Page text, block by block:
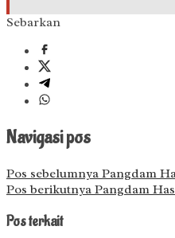
Sebarkan
Navigasi pos
Pos sebelumnya Pangdam
Pos berikutnya Pangdam
Pos terkait